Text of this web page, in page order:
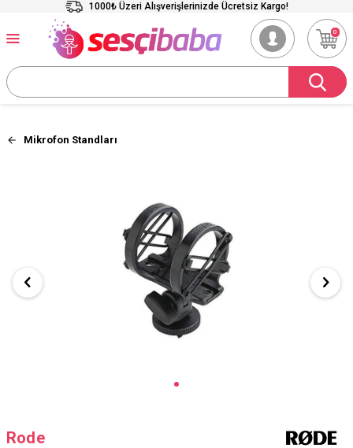
1000₺ Üzeri Alışverişlerinizde Ücretsiz Kargo!
0
Mikrofon Standları
Rode